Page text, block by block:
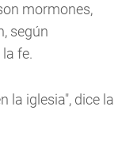
mormones,
según
fe.
la iglesia", dice la